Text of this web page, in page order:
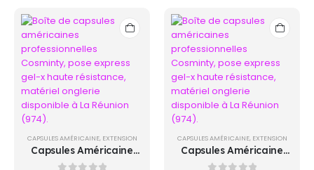
CAPSULES AMÉRICAINE, EXTENSION
Capsules Américaine
LONG COFFIN
CAPSULES AMÉRICAINE, EXTENSION
Capsules Américaine
SHORT ALMOND